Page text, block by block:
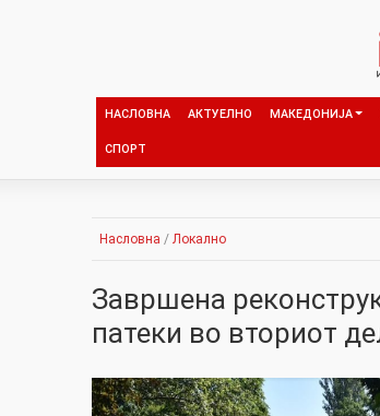
НАСЛОВНА АКТУЕЛНО МАКЕДОНИЈА
СПОРТ
Насловна / Локално
Завршена
патеки во вториот